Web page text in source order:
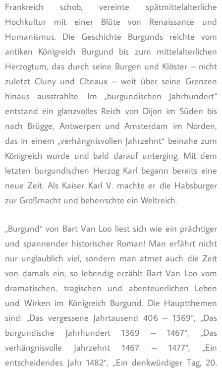
Frankreich schob, vereinte spätmittelalterliche
Hochkultur mit einer Blüte von Renaissance und
Humanismus. Die Geschichte Burgunds reichte vom
antiken Königreich Burgund bis zum mittelalterlichen
Herzogtum, das durch seine Burgen und Klöster – nicht
zuletzt Cluny und Cîteaux – weit über seine Grenzen
hinaus ausstrahlte. Im „burgundischen Jahrhundert“
entstand ein glanzvolles Reich von Dijon im Süden bis
nach Brügge, Antwerpen und Amsterdam im Norden,
das in einem „verhängnisvollen Jahrzehnt“ beinahe zum
Königreich wurde und bald darauf unterging. Mit dem
letzten burgundischen Herzog Karl begann bereits eine
neue Zeit: Als Kaiser Karl V. machte er die Habsburger
zur Großmacht und beherrschte ein Weltreich.
„Burgund“ von Bart Van Loo liest sich wie ein prächtiger
und spannender historischer Roman! Man erfährt nicht
nur unglaublich viel, sondern man atmet auch die Zeit
von damals ein, so lebendig erzählt Bart Van Loo vom
dramatischen, tragischen und abenteuerlichen Leben
und Wirken im Königreich Burgund. Die Hauptthemen
sind: „Das vergessene Jahrtausend 406 – 1369“, „Das
burgundische Jahrhundert 1369 – 1467“, „Das
verhängnisvolle Jahrzehnt 1467 – 1477“, „Ein
entscheidendes Jahr 1482“, „Ein denkwürdiger Tag, 20.